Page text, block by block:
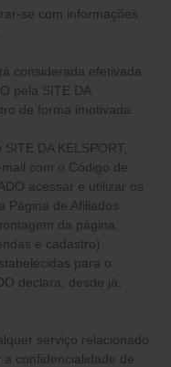
se com informações
considerada efetivada
pela SITE DA
de forma imotivada.
DA KELSPORT,
com o Código de
acessar e utilizar os
Página de Afiliados
da página,
e cadastro),
para o
declara, desde já,
serviço relacionado,
confidencialidade de